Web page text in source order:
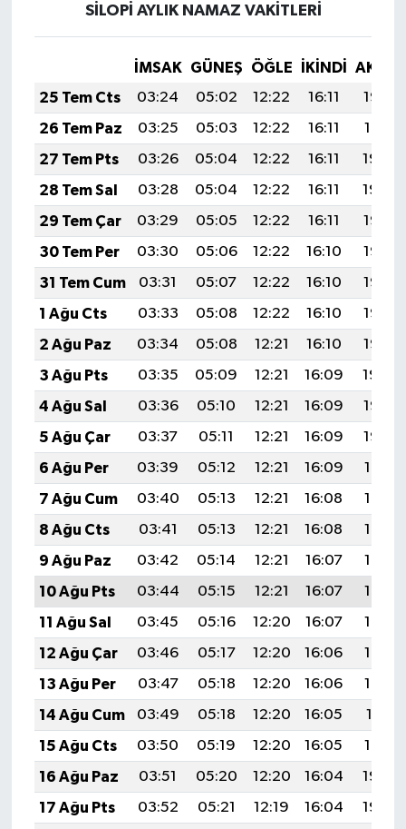
SİLOPİ AYLIK NAMAZ VAKITLERI
İMSAK GÜNEŞ ÖĞLE İKINDI
25 Tem Cts
03:24 05:02 12:22 16:11
19:32
26 Tem Paz
03:25 05:03 12:22 16:11
19:31
27 Tem Pts
03:26 05:04 12:22 16:11
19:30
28 Tem Sal
03:28 05:04 12:22 16:11
19:29
29 Tem Çar
03:29 05:05 12:22 16:11
19:28
30 Tem Per
03:30 05:06 12:22 16:10
19:27
31 Tem Cum
03:31 05:07 12:22 16:10
19:26
1 Ağu Cts
03:33 05:08 12:22 16:10
19:26
2 Ağu Paz
03:34 05:08 12:21 16:10
19:25
3 Ağu Pts
03:35 05:09 12:21 16:09
19:24
4 Ağu Sal
03:36 05:10 12:21 16:09
19:23
5 Ağu Çar
03:37 05:11 12:21 16:09
19:22
6 Ağu Per
03:39 05:12 12:21 16:09
19:21
7 Ağu Cum
03:40 05:13 12:21 16:08
19:19
8 Ağu Cts
03:41 05:13 12:21 16:08
19:18
9 Ağu Paz
03:42 05:14 12:21 16:07
19:17
10 Ağu Pts
03:44 05:15 12:21 16:07
19:16
11 Ağu Sal
03:45 05:16 12:20 16:07
19:15
12 Ağu Çar
03:46 05:17 12:20 16:06
19:14
13 Ağu Per
03:47 05:18 12:20 16:06
19:13
14 Ağu Cum
03:49 05:18 12:20 16:05
19:11
15 Ağu Cts
03:50 05:19 12:20 16:05
19:10
16 Ağu Paz
03:51 05:20 12:20 16:04
19:09
17 Ağu Pts
03:52 05:21 12:19 16:04
19:08